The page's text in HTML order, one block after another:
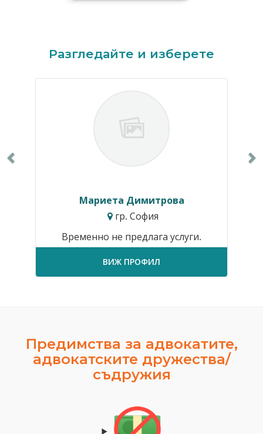
Разгледайте и изберете
Мариета Димитрова
гр. София
Временно не предлага услуги.
ВИЖ ПРОФИЛ
Предимства за адвокатите,
адвокатските дружества/
съдружия